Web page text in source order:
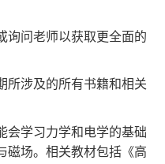
询问老师以获取更全面的
所涉及的所有书籍和相关
会学习力学和电学的基础
磁场。相关教材包括《高